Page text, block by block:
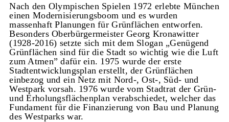
Nach den Olympischen Spielen 1972 erlebte München
einen Modernisierungsboom und es wurden
massenhaft Planungen für Grünflächen entworfen.
Besonders Oberbürgermeister Georg Kronawitter
(1928-2016) setzte sich mit dem Slogan „Genügend
Grünflächen sind für die Stadt so wichtig wie die Luft
zum Atmen” dafür ein. 1975 wurde der erste
Stadtentwicklungsplan erstellt, der Grünflächen
einbezog und ein Netz mit Nord-, Ost-, Süd- und
Westpark vorsah. 1976 wurde vom Stadtrat der Grün-
und Erholungsflächenplan verabschiedet, welcher das
Fundament für die Finanzierung von Bau und Planung
des Westparks war.